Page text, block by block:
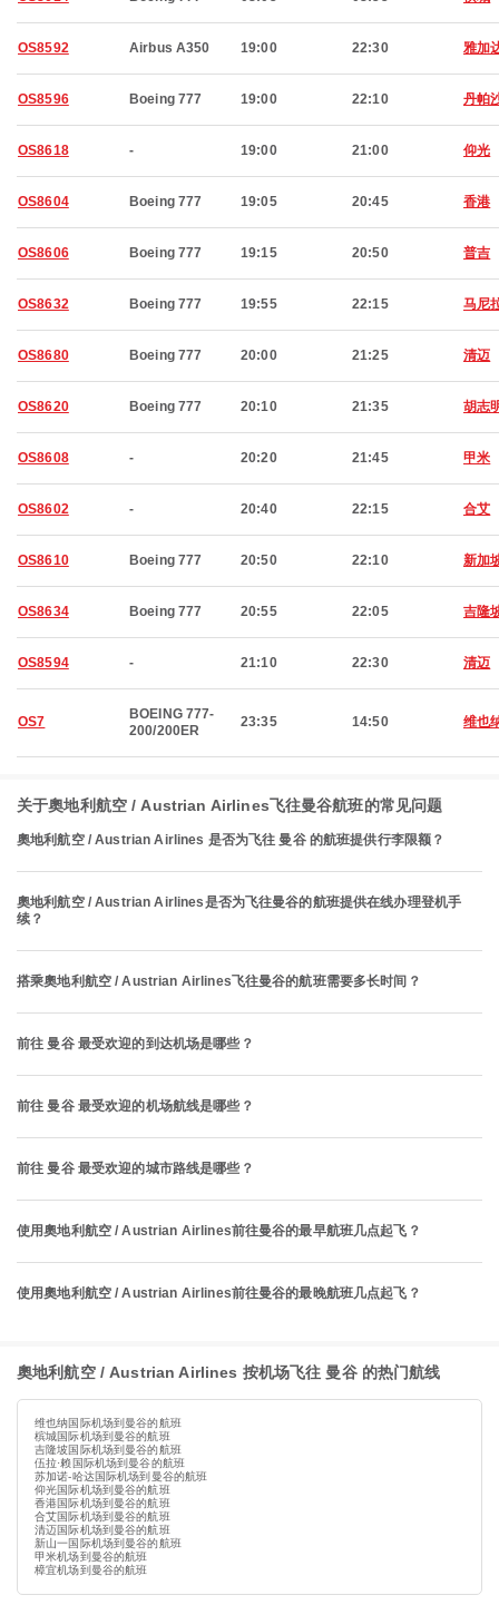
OS8592 Airbus A350 19:00 22:30 雅加
OS8596 Boeing 777 19:00 22:10 丹帕
OS8618 - 19:00 21:00 仰光
OS8604 Boeing 777 19:05 20:45 香港
OS8606 Boeing 777 19:15 20:50 普吉
OS8632 Boeing 777 19:55 22:15 马尼
OS8680 Boeing 777 20:00 21:25 清迈
OS8620 Boeing 777 20:10 21:35 胡志
OS8608 - 20:20 21:45 甲米
OS8602 - 20:40 22:15 合艾
OS8610 Boeing 777 20:50 22:10 新加
OS8634 Boeing 777 20:55 22:05 吉隆
OS8594 - 21:10 22:30 清迈
OS7
BOEING 777-
200/200ER
23:35 14:50 维也
关于奧地利航空 / Austrian Airlines飞往曼谷航班的常见问题
奧地利航空 / Austrian Airlines 是否为飞往 曼谷 的航班提供行李限额？
奧地利航空 / Austrian Airlines是否为飞往曼谷的航班提供在线办理登机手
续？
搭乘奧地利航空 / Austrian Airlines飞往曼谷的航班需要多长时间？
前往 曼谷 最受欢迎的到达机场是哪些？
前往 曼谷 最受欢迎的机场航线是哪些？
前往 曼谷 最受欢迎的城市路线是哪些？
使用奧地利航空 / Austrian Airlines前往曼谷的最早航班几点起飞？
使用奧地利航空 / Austrian Airlines前往曼谷的最晚航班几点起飞？
奧地利航空 / Austrian Airlines 按机场飞往 曼谷 的热门航线
维也纳国际机场到曼谷的航班
槟城国际机场到曼谷的航班
吉隆坡国际机场到曼谷的航班
伍拉·赖国际机场到曼谷的航班
苏加诺-哈达国际机场到曼谷的航班
仰光国际机场到曼谷的航班
香港国际机场到曼谷的航班
合艾国际机场到曼谷的航班
清迈国际机场到曼谷的航班
新山一国际机场到曼谷的航班
甲米机场到曼谷的航班
樟宜机场到曼谷的航班